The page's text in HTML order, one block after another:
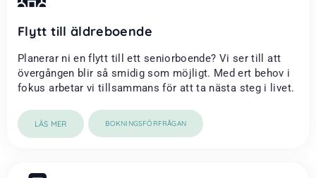
Flytt till äldreboende
Planerar ni en flytt till ett seniorboende? Vi ser till att
övergången blir så smidig som möjligt. Med ert behov i
fokus arbetar vi tillsammans för att ta nästa steg i livet.
LÄS MER BOKNINGSFÖRFRÅGAN